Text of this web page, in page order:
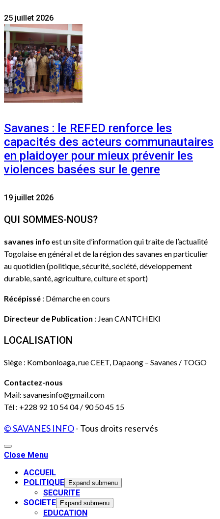
25 juillet 2026
Savanes : le REFED renforce les
capacités des acteurs communautaires
en plaidoyer pour mieux prévenir les
violences basées sur le genre
19 juillet 2026
QUI SOMMES-NOUS?
savanes info est un site d’information qui traite de l’actualité
Togolaise en général et de la région des savanes en particulier
au quotidien (politique, sécurité, société, développement
durable, santé, agriculture, culture et sport)
Récépissé : Démarche en cours
Directeur de Publication : Jean CANTCHEKI
LOCALISATION
Siège : Kombonloaga, rue CEET, Dapaong – Savanes / TOGO
Contactez-nous
Mail: savanesinfo@gmail.com
Tél : +228 92 10 54 04 / 90 50 45 15
© SAVANES INFO- Tous droits reservés
Close Menu
ACCUEIL
POLITIQUE
Expand submenu
SECURITE
SOCIETE
Expand submenu
EDUCATION